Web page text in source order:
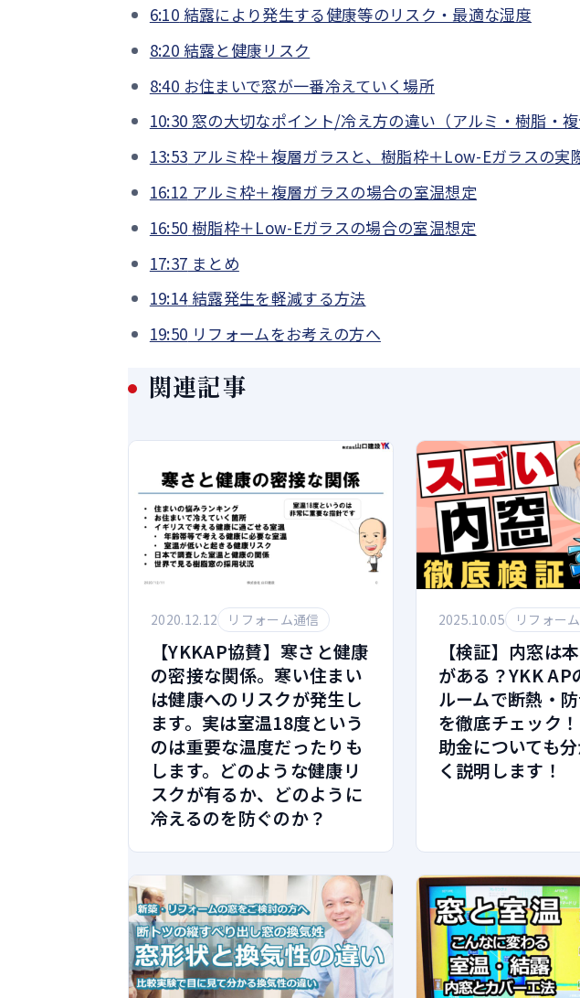
6:10 結露により発生する健康等のリスク・最適な湿度
8:20 結露と健康リスク
8:40 お住まいで窓が一番冷えていく場所
10:30 窓の大切なポイント/冷え方の違い（アルミ・樹脂・複
13:53 アルミ枠＋複層ガラスと、樹脂枠＋Low-Eガラスの実
16:12 アルミ枠＋複層ガラスの場合の室温想定
16:50 樹脂枠＋Low-Eガラスの場合の室温想定
17:37 まとめ
19:14結露発生を軽減する方法
19:50 リフォームをお考えの方へ
関連記事
2020.12.12 リフォーム通信
【YKKAP協賛】寒さと健康
の密接な関係。寒い住まい
は健康へのリスクが発生し
ます。実は室温18度という
のは重要な温度だったりも
します。どのような健康リ
スクが有るか、どのように
冷えるのを防ぐのか？
2025.10.05 リフォー
【検証】内窓は
がある？YKK AP
ルームで断熱・
を徹底チェック
助金についても
く説明します！